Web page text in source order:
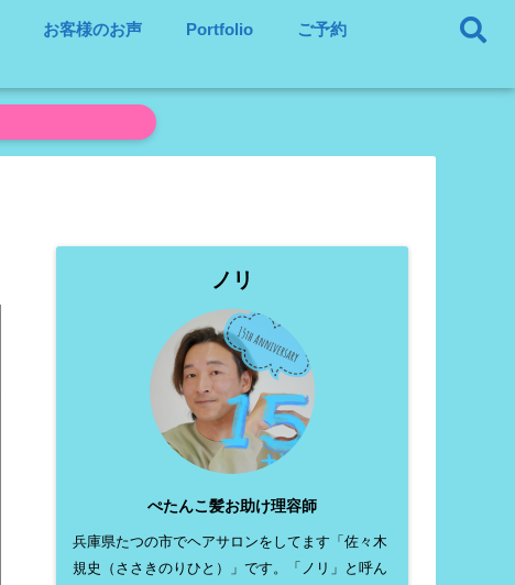
お客様のお声 Portfolio ご予約
ノリ
ぺたんこ髪お助け理容師
兵庫県たつの市でヘアサロンをしてます「佐々木
規史（ささきのりひと）」です。「ノリ」と呼ん